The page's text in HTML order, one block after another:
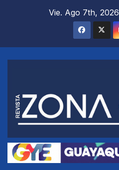
Vie. Ago 7th, 2026